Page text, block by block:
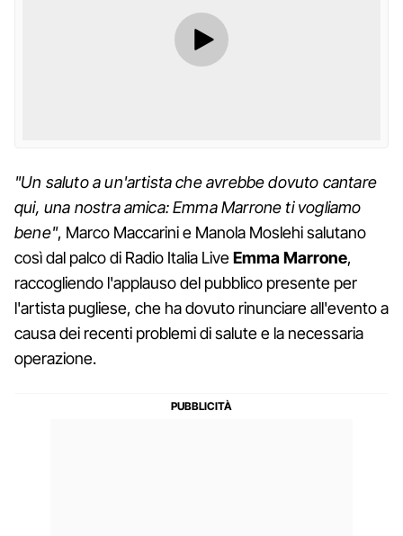
"Un saluto a un'artista che avrebbe dovuto cantare
qui, una nostra amica: Emma Marrone ti vogliamo
bene", Marco Maccarini e Manola Moslehi salutano
così dal palco di Radio Italia LiveEmma Marrone,
raccogliendo l'applauso del pubblico presente per
l'artista pugliese, che ha dovuto rinunciare all'evento a
causa dei recenti problemi di salute e la necessaria
operazione.